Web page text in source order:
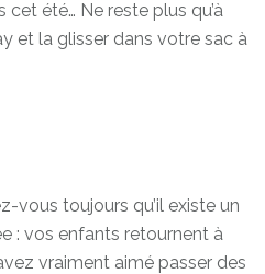
été… Ne reste plus qu’à
et la glisser dans votre sac à
vous toujours qu’il existe un
: vos enfants retournent à
vraiment aimé passer des